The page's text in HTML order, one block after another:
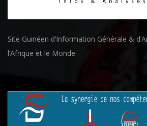
Site Guinéen d’Information Générale &
l’Afrique et le Monde